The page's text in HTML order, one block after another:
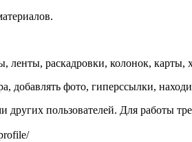
ленты, раскадровки, колонок, карты,
добавлять фото, гиперссылки,
пользователей. Для работы